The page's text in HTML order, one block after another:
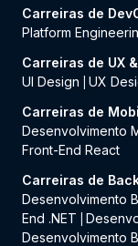
Carreiras de
Platform
Carreiras de UX
UI Design
UX
Carreiras de
Desenvolvimento
Front-End React
Carreiras de
Desenvolvimento
End .NET
Desenvolvimento